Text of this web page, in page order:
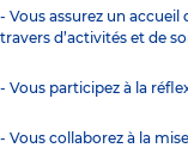
- Vous assurez un accueil
travers d’activités et de
- Vous participez à la
- Vous collaborez à la